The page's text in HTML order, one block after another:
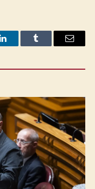
LinkedInTumblr Email